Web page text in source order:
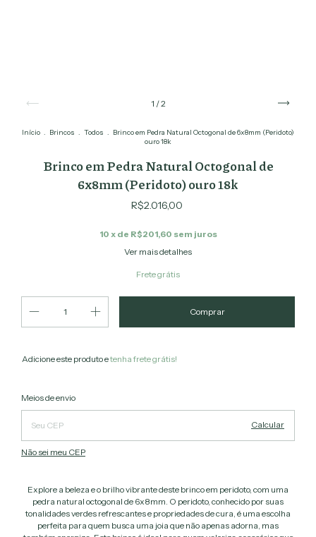
1 /2
Início . Brincos . Todos . Brinco em Pedra Natural Octogonal de 6x8mm (Peridoto)
ouro 18k
Brinco em Pedra Natural Octogonal de
6x8mm (Peridoto) ouro 18k
R$2.016,00
10 x de R$201,60 sem juros
Ver mais detalhes
Frete grátis
Adicione este produto etenha frete grátis!
Entregas para o CEP:
Meios de envio
Calcular
Não sei meu CEP
Explore a beleza e o brilho vibrante deste brinco em peridoto, com uma
pedra natural octogonal de 6x8mm. O peridoto, conhecido por suas
tonalidades verdes refrescantes e propriedades de cura, é uma escolha
perfeita para quem busca uma joia que não apenas adorna, mas